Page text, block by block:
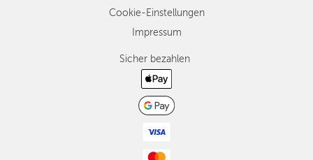
Cookie-Einstellungen
Impressum
Sicher bezahlen